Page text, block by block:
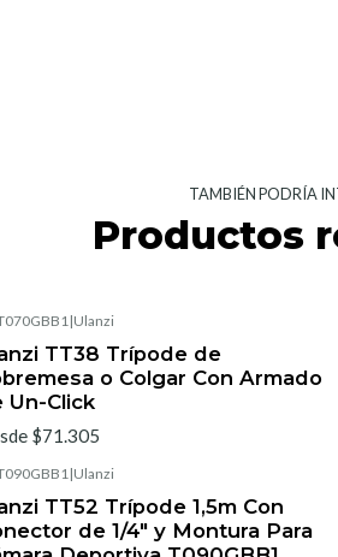
TAMBIÉN PODRÍA
Productos
|Ulanzi
TT38 Trípode de
o Colgar Con Armado
Un-Click
$71.305
|Ulanzi
TT52 Trípode 1,5m Con
de 1/4" y Montura Para